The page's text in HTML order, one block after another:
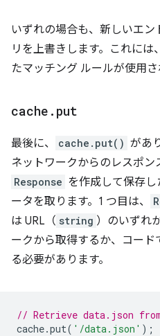
いずれの場合も、新しいエ
リを上書きします。これには、
たマッチング ルールが使用さ
cache . put
最後に、 cache.put() があ
ネットワークからのレスポ
Response を作成して保存
ータを取ります。1 つ目は、
は URL（ string ）のいずれ
ークから取得するか、コード
る必要があります。
// Retrieve data.json
cache.put( '/data.json' );